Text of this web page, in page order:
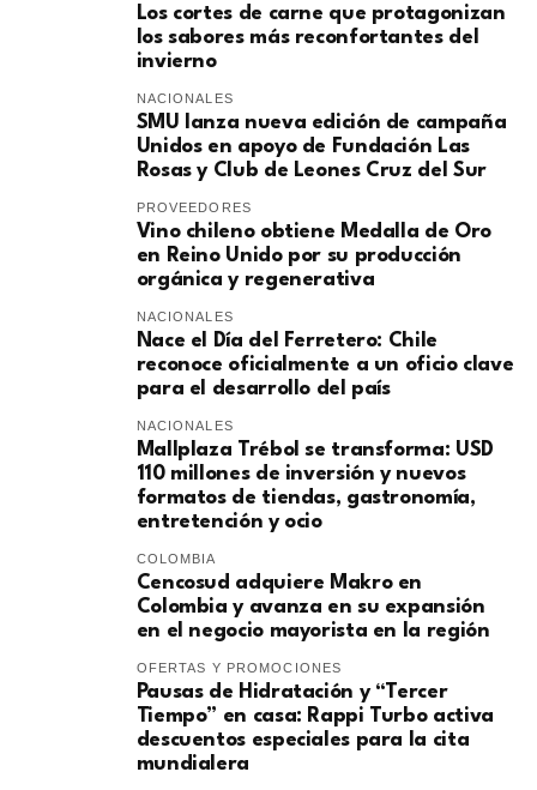
Los cortes de carne que protagonizan
los sabores más reconfortantes del
invierno
NACIONALES
SMU lanza nueva edición de campaña
Unidos en apoyo de Fundación Las
Rosas y Club de Leones Cruz del Sur
PROVEEDORES
Vino chileno obtiene Medalla de Oro
en Reino Unido por su producción
orgánica y regenerativa
NACIONALES
Nace el Día del Ferretero: Chile
reconoce oficialmente a un oficio clave
para el desarrollo del país
NACIONALES
Mallplaza Trébol se transforma: USD
110 millones de inversión y nuevos
formatos de tiendas, gastronomía,
entretención y ocio
COLOMBIA
Cencosud adquiere Makro en
Colombia y avanza en su expansión
en el negocio mayorista en la región
OFERTAS Y PROMOCIONES
Pausas de Hidratación y “Tercer
Tiempo” en casa: Rappi Turbo activa
descuentos especiales para la cita
mundialera